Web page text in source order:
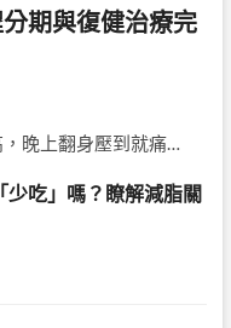
期與復健治療完
晚上翻身壓到就痛…
少吃」嗎？瞭解減脂關